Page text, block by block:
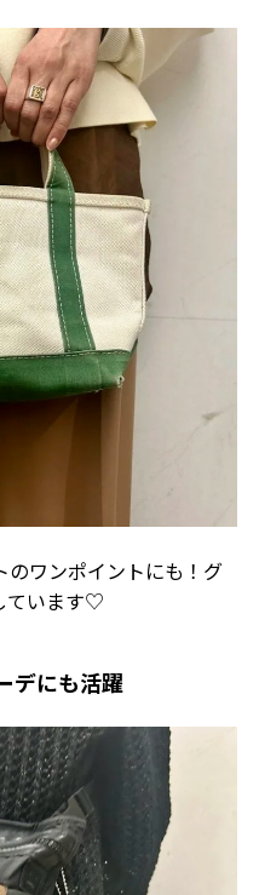
のワンポイントにも！グ
ています♡
デにも活躍